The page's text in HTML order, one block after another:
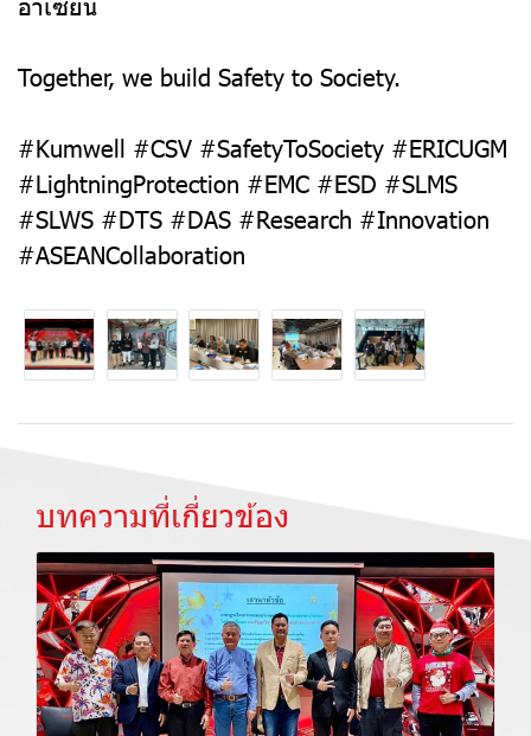
Together, we build Safety to Society.
#Kumwell #CSV #SafetyToSociety #ERICUGM
#LightningProtection #EMC #ESD #SLMS
#SLWS #DTS #DAS #Research #Innovation
#ASEANCollaboration
บทความที่เกี่ยวข้อง